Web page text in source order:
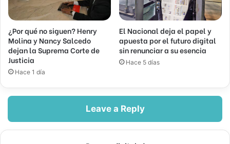
¿Por qué no siguen? Henry
Molina y Nancy Salcedo
dejan la Suprema Corte de
Justicia
Hace 1 día
El Nacional deja el papel y
apuesta por el futuro digital
sin renunciar a su esencia
Hace 5 días
Leave a Reply